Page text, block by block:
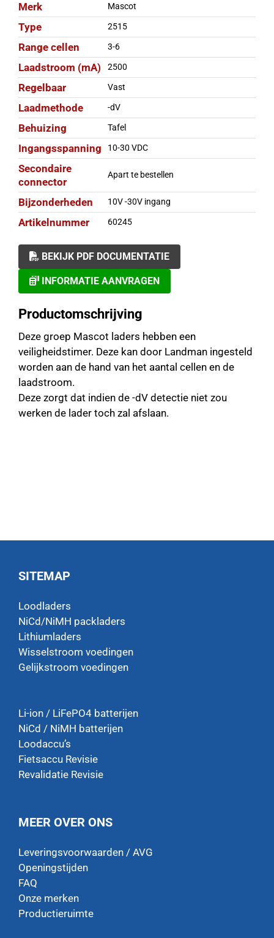
Merk Mascot
Type 2515
Range cellen 3-6
Laadstroom (mA) 2500
Regelbaar Vast
Laadmethode -dV
Behuizing Tafel
Ingangsspanning 10-30 VDC
Secondaire
connector
Apart te bestellen
Bijzonderheden 10V -30V ingang
Artikelnummer 60245
BEKIJK PDF DOCUMENTATIE
INFORMATIE AANVRAGEN
Productomschrijving
Deze groep Mascot laders hebben een
veiligheidstimer. Deze kan door Landman ingesteld
worden aan de hand van het aantal cellen en de
laadstroom.
Deze zorgt dat indien de -dV detectie niet zou
werken de lader toch zal afslaan.
SITEMAP
Loodladers
NiCd/NiMH packladers
Lithiumladers
Wisselstroom voedingen
Gelijkstroom voedingen
Li-ion / LiFePO4 batterijen
NiCd / NiMH batterijen
Loodaccu’s
Fietsaccu Revisie
Revalidatie Revisie
MEER OVER ONS
Leveringsvoorwaarden / AVG
Openingstijden
FAQ
Onze merken
Productieruimte